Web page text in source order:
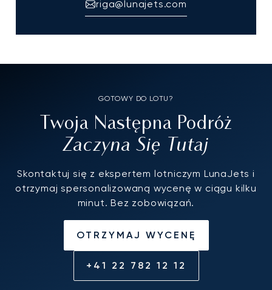
riga@lunajets.com
GOTOWY DO LOTU?
Twoja Następna Podróż
Zaczyna Się Tutaj
Skontaktuj się z ekspertem lotniczym LunaJets i
otrzymaj spersonalizowaną wycenę w ciągu kilku
minut. Bez zobowiązań.
OTRZYMAJ WYCENĘ
+41 22 782 12 12